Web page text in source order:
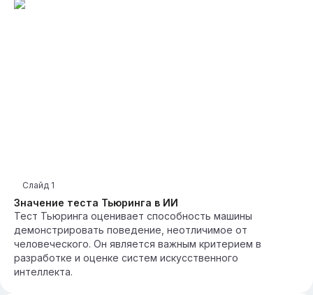
Значение теста Тьюринга в ИИ
Слайд 1
Тест Тьюринга оценивает способность машины
демонстрировать поведение, неотличимое от
человеческого. Он является важным критерием в
разработке и оценке систем искусственного
интеллекта.